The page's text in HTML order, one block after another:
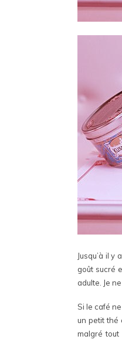
Jusqu’à il y
goût sucré
adulte. Je
Si le café
un petit thé
malgré